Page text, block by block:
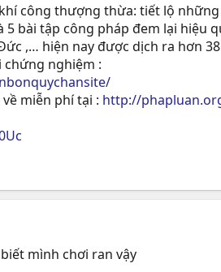
công thượng thừa: tiết lộ
5 bài tập công pháp đem lại
,… hiện nay được dịch ra hơn
chứng nghiệm :
miễn phí tại : http://
mình chơi ran vậy